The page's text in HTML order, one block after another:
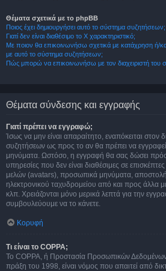
Θέματα σχετικά με το phpBB
Ποιος έχει δημιουργήσει αυτό το σύστημα συζητήσεων;
Γιατί δεν είναι διαθέσιμο το Χ χαρακτηριστικό;
Με ποιον θα επικοινωνήσω σχετικά με κατάχρηση ή/
με αυτό το σύστημα συζητήσεων;
Πώς μπορώ να επικοινωνήσω με τον διαχειριστή του
Θέματα σύνδεσης και εγγραφής
Γιατί πρέπει να εγγραφώ;
Ίσως να μην είναι απαραίτητο, εναπόκειται στον
συζητήσεων ως προς το αν θα πρέπει να
μηνύματα. Ωστόσο, η εγγραφή θα σας δώσει
υπηρεσίες που δεν είναι διαθέσιμες σε
μελών (avatars), προσωπικά μηνύματα,
ηλεκτρονικού ταχυδρομείου από και προς άλλα
κλπ. Χρειάζονται μόνο μερικά λεπτά για την
συμβουλεύουμε να το κάνετε.
Κορυφή
Τι είναι το COPPA;
Το COPPA, ή Προστασία Προσωπικών Δεδομένων
πράξη του 1998, είναι νόμος που απαιτεί από